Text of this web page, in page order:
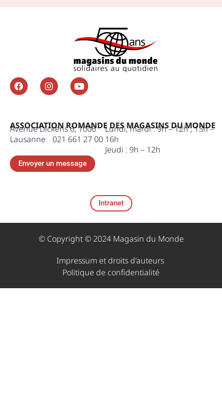
ASSOCIATION ROMANDE DES MAGASINS DU MONDE
Avenue Dickens 6, 1006
Lausanne 021 661 27 00
Lundi, mardi : 9h – 12h , 13h –
16h
Jeudi : 9h – 12h
Envoyer un message
Intranet
© Copyright © 2024 Magasin du Monde
Impressum et droits d'auteurs ​
Politique de confidentialité​